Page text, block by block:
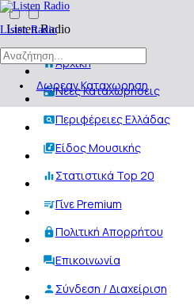
Listen Radio
Δωρεαν Καταχωρηση
Listen Radio
Αρχική
Νέες Καταχωρήσεις
Περιφέρειες Ελλάδας
Είδος Μουσικής
Στατιστικά Top 20
Γίνε Premium
Πολιτική Απορρήτου
Επικοινωνία
Σύνδεση / Διαχείριση